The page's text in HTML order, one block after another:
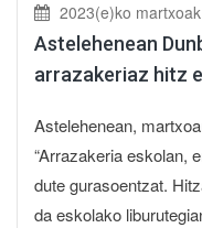
2023(e)ko
Astelehenean
arrazakeriaz hitz
Astelehenean,
“Arrazakeria eskolan,
dute gurasoentzat.
da eskolako